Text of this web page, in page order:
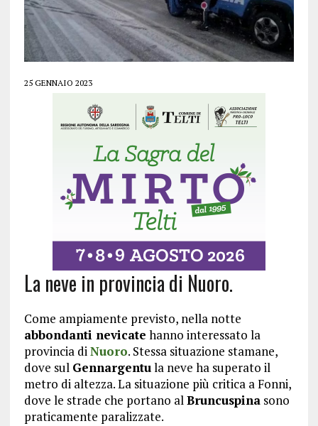
25 GENNAIO 2023
La neve in provincia di Nuoro.
Come ampiamente previsto, nella notte
abbondanti nevicate hanno interessato la
provincia diNuoro. Stessa situazione stamane,
dove sul Gennargentula neve ha superato il
metro di altezza. La situazione più critica a Fonni,
dove le strade che portano alBruncuspinasono
praticamente paralizzate.